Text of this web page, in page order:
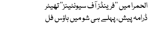
الحمرا میں ’’فرینڈز آف سیونٹینز‘‘ تھیٹر
ڈرامہ پیش، پہلے ہی شو میں ہاؤس فل